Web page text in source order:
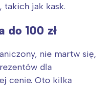
takich jak kask.
do 100 zł
nie martw się,
dla
cenie. Oto kilka